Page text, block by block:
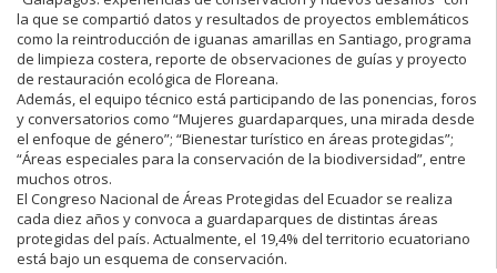
la que se compartió datos y resultados de proyectos emblemáticos
como la reintroducción de iguanas amarillas en Santiago, programa
de limpieza costera, reporte de observaciones de guías y proyecto
de restauración ecológica de Floreana.
Además, el equipo técnico está participando de las ponencias, foros
y conversatorios como “Mujeres guardaparques, una mirada desde
el enfoque de género”; “Bienestar turístico en áreas protegidas”;
“Áreas especiales para la conservación de la biodiversidad”, entre
muchos otros.
El Congreso Nacional de Áreas Protegidas del Ecuador se realiza
cada diez años y convoca a guardaparques de distintas áreas
protegidas del país. Actualmente, el 19,4% del territorio ecuatoriano
está bajo un esquema de conservación.